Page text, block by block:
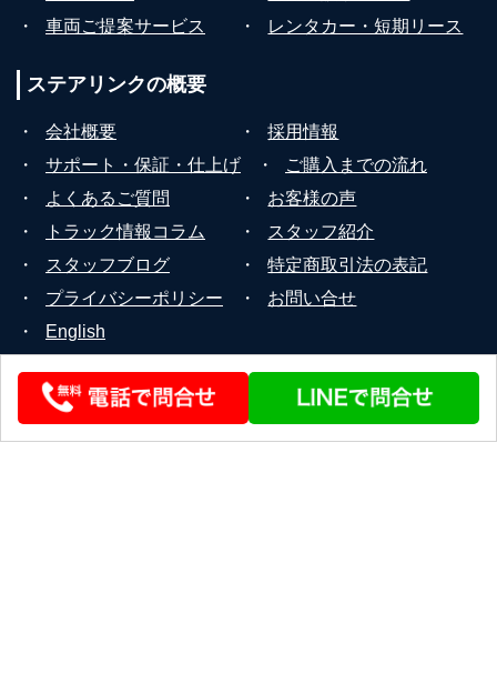
・
車両ご提案サービス ・ レンタカー・短期リース
ステアリンクの概要
・ 会社概要 ・
採用情報
・
サポート・保証・仕上げ ・
ご購入までの流れ
・
よくあるご質問 ・
お客様の声
・
トラック情報コラム ・
スタッフ紹介
・
スタッフブログ ・
特定商取引法の表記
・
プライバシーポリシー ・
お問い合せ
・
English
© 2026 STEERLINK Co.,Ltd